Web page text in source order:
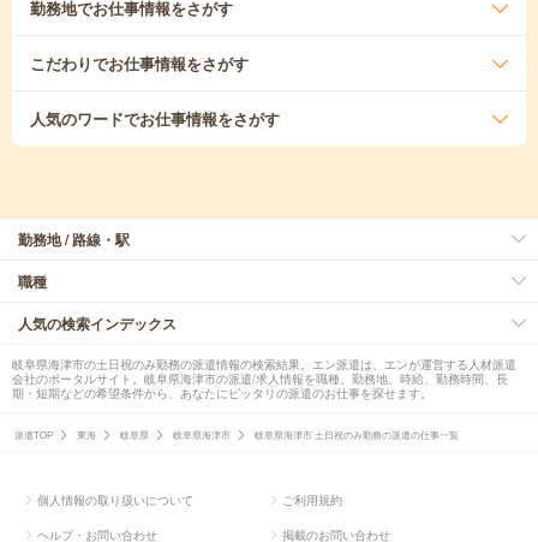
勤務地でお仕事情報をさがす
こだわりでお仕事情報をさがす
人気のワードでお仕事情報をさがす
勤務地 / 路線・駅
職種
人気の検索インデックス
岐阜県海津市の土日祝のみ勤務の派遣情報の検索結果。エン派遣は、エンが運営する人材派遣
会社のポータルサイト。岐阜県海津市の派遣/求人情報を職種、勤務地、時給、勤務時間、長
期・短期などの希望条件から、あなたにピッタリの派遣のお仕事を探せます。
派遣TOP 東海 岐阜県 岐阜県海津市 岐阜県海津市 土日祝のみ勤務の派遣の仕事一覧
個人情報の取り扱いについて ご利用規約
ヘルプ・お問い合わせ 掲載のお問い合わせ